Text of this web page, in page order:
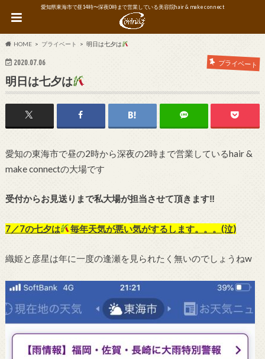
愛知県東海市で昼14時〜深夜0時まで営業している美容院hair & make connect
HOME プライベート 明日は七夕は
2020.07.06 プライベート
明日は七夕は
愛知の東海市で昼の2時から深夜の2時まで営業しているhair &
make connectの大場です
受付からお見送りまで私大場が担当させて頂きます‼︎
7／7の七夕は 毎年天気が悪い気がするします。。。(泣)
織姫と彦星は年に一度の逢瀬を見られたく無いのでしょうねw